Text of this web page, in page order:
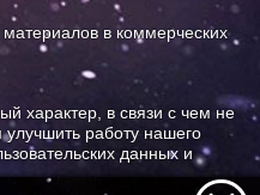
в коммерческих
характер, в связи с чем не
работу нашего
данных и